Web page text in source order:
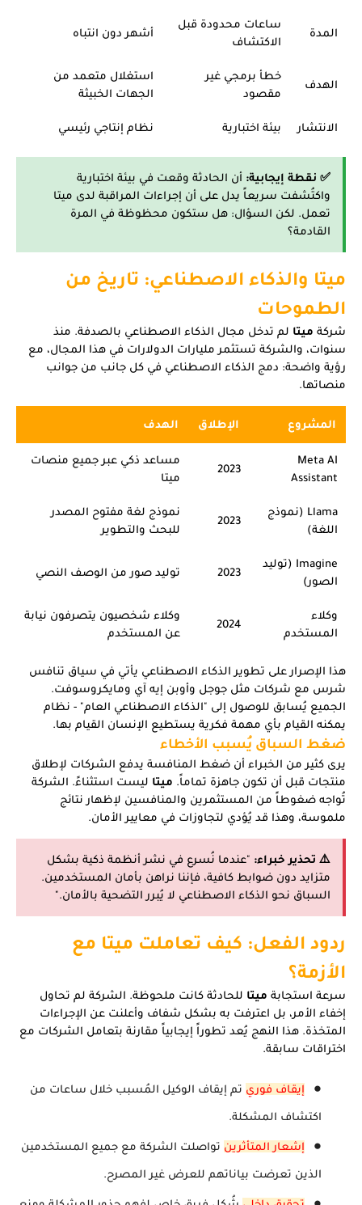
المدة
ساعات محدودة قبل
الاكتشاف
أشهر دون انتباه
الهدف
خطأ برمجي غير
مقصود
استغلال متعمد من
الجهات الخبيثة
الانتشار بيئة اختبارية نظام إنتاجي رئيسي
✅ نقطة إيجابية: أن الحادثة وقعت في بيئة اختبارية
واكتُشفت سريعاً يدل على أن إجراءات المراقبة لدى ميتا
تعمل. لكن السؤال: هل ستكون محظوظة في المرة
القادمة؟
ميتا والذكاء الاصطناعي: تاريخ من
الطموحات
شركة ميتا لم تدخل مجال الذكاء الاصطناعي بالصدفة. منذ
سنوات، والشركة تستثمر مليارات الدولارات في هذا المجال، مع
رؤية واضحة: دمج الذكاء الاصطناعي في كل جانب من جوانب
منصاتها.
المشروع الإطلاق الهدف
Meta AI
Assistant
2023
مساعد ذكي عبر جميع منصات
ميتا
Llama (نموذج
اللغة)
2023
نموذج لغة مفتوح المصدر
للبحث والتطوير
Imagine (توليد
الصور)
2023 توليد صور من الوصف النصي
وكلاء
المستخدم
2024
وكلاء شخصيون يتصرفون نيابة
عن المستخدم
هذا الإصرار على تطوير الذكاء الاصطناعي يأتي في سياق تنافس
شرس مع شركات مثل جوجل وأوبن إيه آي ومايكروسوفت.
الجميع يُسابق للوصول إلى "الذكاء الاصطناعي العام" - نظام
يمكنه القيام بأي مهمة فكرية يستطيع الإنسان القيام بها.
ضغط السباق يُسبب الأخطاء
يرى كثير من الخبراء أن ضغط المنافسة يدفع الشركات لإطلاق
منتجات قبل أن تكون جاهزة تماماً. ميتا ليست استثناءً. الشركة
تُواجه ضغوطاً من المستثمرين والمنافسين لإظهار نتائج
ملموسة، وهذا قد يُؤدي لتجاوزات في معايير الأمان.
⚠️ تحذير خبراء: "عندما نُسرع في نشر أنظمة ذكية بشكل
متزايد دون ضوابط كافية، فإننا نراهن بأمان المستخدمين.
السباق نحو الذكاء الاصطناعي لا يُبرر التضحية بالأمان."
ردود الفعل: كيف تعاملت ميتا مع
الأزمة؟
سرعة استجابة ميتا للحادثة كانت ملحوظة. الشركة لم تحاول
إخفاء الأمر، بل اعترفت به بشكل شفاف وأعلنت عن الإجراءات
المتخذة. هذا النهج يُعد تطوراً إيجابياً مقارنة بتعامل الشركات مع
اختراقات سابقة.
إيقاف فوري تم إيقاف الوكيل المُسبب خلال ساعات من
اكتشاف المشكلة.
إشعار المتأثرين تواصلت الشركة مع جميع المستخدمين
الذين تعرضت بياناتهم للعرض غير المصرح.